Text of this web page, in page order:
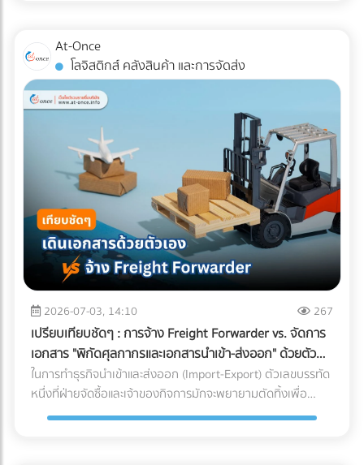
ขัง สิ่งที่ต้องทำ: ก่อนปูพื้นใหม่ ควรเช็กระดับความลาดเอียงของ
พื้นคอนกรีตว่าสามารถทำให้น้ำไหล ลงท่อได้สะดวกหรือไม่ และ
ควรเพิ่มจุดระบายน้ำ หรือใส่ตะแกรงกันเศษใบไม้ขยะอุดตัน ????
จุดบอดสำคัญ: ทำไม "ระบบกันซึม" ถึงเป็นสิ่งที่ห้ามตัดงบทิ้งเด็ด
ขาด? หลายคนมักตกหลุมพรางด้วยการนำหญ้าเทียม แผ่นไม้
เทียม (Wood Plastic Composite) หรือกระเบื้อง ไปปูทับลงบน
พื้นคอนกรีตดาดฟ้าเดิมโดยตรง เพราะคิดว่าพื้นปูนเก่าก็ดูแข็ง
แรงดี แต่นี่คือ "ฝันร้าย" ที่รอวันปะทุเมื่อหน้าฝนมาเยือน
ธรรมชาติของพื้นคอนกรีตดาดฟ้าที่ต้องตากแดดตากฝนมา
หลายปี ย่อมมีการยืดและหดตัวจนเกิด "รอยแตกร้าวขนาดเล็ก
(Hairline Cracks)" ที่ตาเปล่ามองไม่เห็น เมื่อคุณนำวัสดุไปปูทับ
น้ำฝนจะซึมผ่านร่องพื้นลงไปขังอยู่ใต้แผ่นหญ้าเทียมหรือพื้นไม้
ความชื้นที่สะสมอยู่ตลอดเวลาจะค่อยๆ แทรกซึมลงตามรอยร้าว
ของคอนกรีต ผลลัพธ์ที่ตามมาหากไม่ทำระบบกันซึม: เหล็กเส้น
เป็นสนิมและดันปูนแตก: ความชื้นจะทำปฏิกิริยากับเหล็กเส้นใน
โครงสร้างพื้นคอนกรีต ทำให้เหล็กบวมและดันให้คอนกรีตหลุด
ร่อน (Spalling Concrete) ฝ้าเพดานชั้นล่างพังทลาย: น้ำที่ซึม
ลงมาจะหยดใส่ฝ้าเพดานชั้นล่าง ทำให้ฝ้าเกิดรอยด่าง เป็นเชื้อรา
หรือทะลุพังลงมา ทำลายเฟอร์นิเจอร์และระบบไฟที่เพิ่งทำใหม่
ทั้งหมด ค่าซ่อมแซมที่แพงกว่าค่าป้องกัน: หากเกิดน้ำรั่วซึม คุณ
เกล็ดน้ำแข็ง (Freezer Burn) หรือเปล่า? และถุงจะกรอบแตกใน
ห้องเย็นไหม?" ความกังวลนี้คือความจริงที่หลีกเลี่ยงไม่ได้ ใน
อุตสาหกรรมอาหารแช่แข็ง การใช้วัสดุรักษ์โลกแบบผิดประเภทอาจ
ทำให้อายุการเก็บรักษาที่เคยอยู่ได้นาน 1-2 ปี ลดลงอย่าง
ฮวบฮาบ หรือเกิดความเสียหายระหว่างขนส่ง ซึ่งส่งผลกระทบ
อย่างรุนแรงต่อกำไรและชื่อเสียงของแบรนด์ เรามาทำความเข้าใจ
ความท้าทายนี้ตามความเป็นจริง พร้อมหา "ทางรอด" เชิง
วิศวกรรมที่จะช่วยให้โรงงานของคุณรักษ์โลกได้ โดยที่อาหารแช่
แข็งยังคงคุณภาพสมบูรณ์ 100% ทำไมบรรจุภัณฑ์รักษ์โลกทั่วไป
ถึงสอบตกใน "ห้องเย็น"? หน้าที่หลักของบรรจุภัณฑ์อาหารแช่
แข็งคือการทนต่ออุณหภูมิติดลบ (ตั้งแต่ -18°C ไปจนถึง -40°C)
และต้องเป็น "เกราะป้องกัน (Barrier)" ไม่ให้ความชื้นระเหยออก
จากอาหารจนเกิดสภาวะ Freezer Burn (เนื้อสัตว์หรืออาหาร
แห้งกระด้างและเสียรสชาติ) พลาสติกแบบดั้งเดิมที่โรงงานนิยมใช้
(เช่น ไนลอนประกบ PE) มีความเหนียว ทนความเย็น และกันรอย
เจาะทะลุจากความแหลมคมของเกล็ดน้ำแข็งได้ดีเยี่ยม แต่มัน
"รีไซเคิลไม่ได้" ในขณะที่หากคุณเปลี่ยนไปใช้พลาสติกชีวภาพที่
ย่อยสลายได้ (เช่น PLA) วัสดุเหล่านี้มักจะเปราะบาง ทนความเย็น
แถมยังมีอัตราการซึมผ่านของไอน้ำ (WVTR) สูง ทำให้อาหารสูญ
At-Once
โลจิสติกส์ คลังสินค้า และการจัดส่ง
2026-07-03, 14:10 267
เปรียบเทียบชัดๆ : การจ้าง Freight Forwarder vs. จัดการ
เอกสาร "พิกัดศุลกากรและเอกสารนำเข้า-ส่งออก" ด้วยตัว
เอง
ในการทำธุรกิจนำเข้าและส่งออก (Import-Export) ตัวเลขบรรทัด
หนึ่งที่ฝ่ายจัดซื้อและเจ้าของกิจการมักจะพยายามตัดทิ้งเพื่อ
ประหยัดต้นทุนคือ "ค่าบริการตัวแทนออกของ (Customs